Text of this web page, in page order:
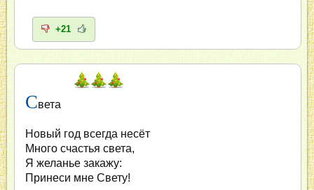
+21
Света
Новый год всегда несёт
Много счастья света,
Я желанье закажу:
Принеси мне Свету!